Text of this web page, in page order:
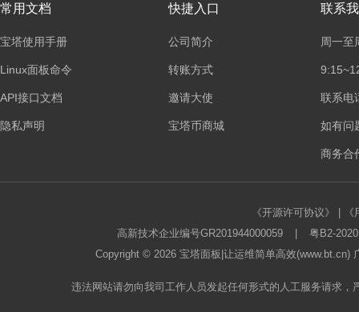
常用文档
宝塔使用手册
Linux面板命令
API接口文档
隐私声明
快捷入口
公司简介
转账方式
邀请大使
宝塔币商城
联系
周一至
联系电
如有问
商务合
《开源许可协议》
高新技术企业编号GR201944000059
粤B2-
Copyright © 2026 宝塔面板 |让运维简单高效
违法网站请勿向我司工作人员发起任何形式的人工服务请求，